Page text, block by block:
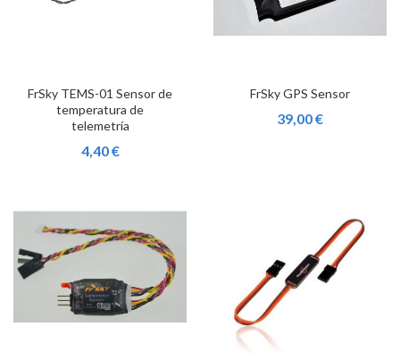
FrSky TEMS-01 Sensor de
temperatura de
telemetría
4,40 €
FrSky GPS Sensor
39,00 €